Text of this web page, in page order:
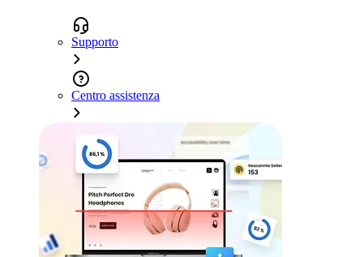
Supporto
Centro assistenza